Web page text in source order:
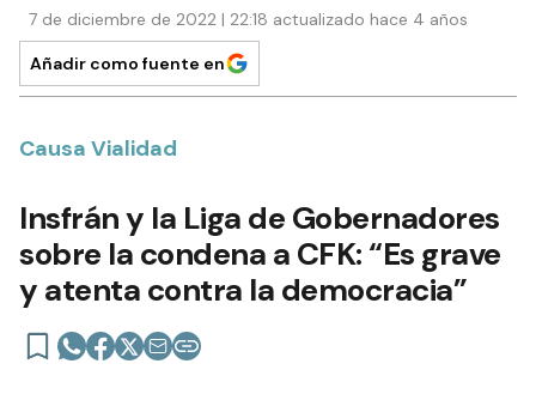
7 de diciembre de 2022 | 22:18 actualizado hace 4 años
Añadir como fuente en
Causa Vialidad
Insfrán y la Liga de Gobernadores
sobre la condena a CFK: “Es grave
y atenta contra la democracia”